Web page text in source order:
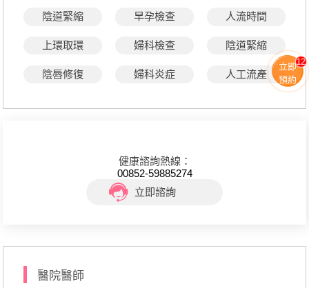
陰道緊縮 早孕檢查 人流時間
上環取環 婦科檢查 陰道緊縮
陰唇修復 婦科炎症 人工流產
健康諮詢熱線：
00852-59885274
立即諮詢
醫院醫師
立即
預約
12